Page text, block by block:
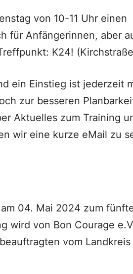
von 10-11 Uhr einen
für Anfängerinnen, aber
K24!
ein Einstieg ist jederzeit
zur besseren
Aktuelles zum Training
wir eine kurze eMail zu
04. Mai 2024 zum
wird von Bon Courage
vom